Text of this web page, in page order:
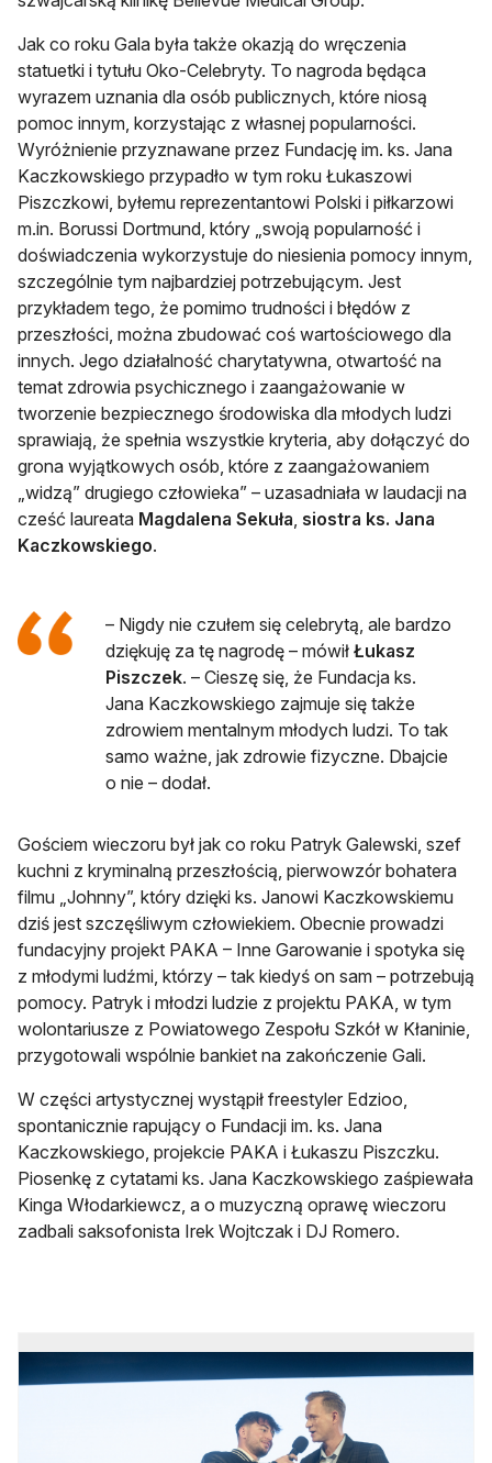
Jak co roku Gala była także okazją do wręczenia
statuetki i tytułu Oko-Celebryty. To nagroda będąca
wyrazem uznania dla osób publicznych, które niosą
pomoc innym, korzystając z własnej popularności.
Wyróżnienie przyznawane przez Fundację im. ks. Jana
Kaczkowskiego przypadło w tym roku Łukaszowi
Piszczkowi, byłemu reprezentantowi Polski i piłkarzowi
m.in. Borussi Dortmund, który „swoją popularność i
doświadczenia wykorzystuje do niesienia pomocy innym,
szczególnie tym najbardziej potrzebującym. Jest
przykładem tego, że pomimo trudności i błędów z
przeszłości, można zbudować coś wartościowego dla
innych. Jego działalność charytatywna, otwartość na
temat zdrowia psychicznego i zaangażowanie w
tworzenie bezpiecznego środowiska dla młodych ludzi
sprawiają, że spełnia wszystkie kryteria, aby dołączyć do
grona wyjątkowych osób, które z zaangażowaniem
„widzą” drugiego człowieka” – uzasadniała w laudacji na
cześć laureata Magdalena Sekuła, siostra ks. Jana
Kaczkowskiego.
– Nigdy nie czułem się celebrytą, ale bardzo
dziękuję za tę nagrodę – mówił Łukasz
Piszczek. – Cieszę się, że Fundacja ks.
Jana Kaczkowskiego zajmuje się także
zdrowiem mentalnym młodych ludzi. To tak
samo ważne, jak zdrowie fizyczne. Dbajcie
o nie – dodał.
Gościem wieczoru był jak co roku Patryk Galewski, szef
kuchni z kryminalną przeszłością, pierwowzór bohatera
filmu „Johnny”, który dzięki ks. Janowi Kaczkowskiemu
dziś jest szczęśliwym człowiekiem. Obecnie prowadzi
fundacyjny projekt PAKA – Inne Garowanie i spotyka się
z młodymi ludźmi, którzy – tak kiedyś on sam – potrzebują
pomocy. Patryk i młodzi ludzie z projektu PAKA, w tym
wolontariusze z Powiatowego Zespołu Szkół w Kłaninie,
przygotowali wspólnie bankiet na zakończenie Gali.
W części artystycznej wystąpił freestyler Edzioo,
spontanicznie rapujący o Fundacji im. ks. Jana
Kaczkowskiego, projekcie PAKA i Łukaszu Piszczku.
Piosenkę z cytatami ks. Jana Kaczkowskiego zaśpiewała
Kinga Włodarkiewcz, a o muzyczną oprawę wieczoru
zadbali saksofonista Irek Wojtczak i DJ Romero.